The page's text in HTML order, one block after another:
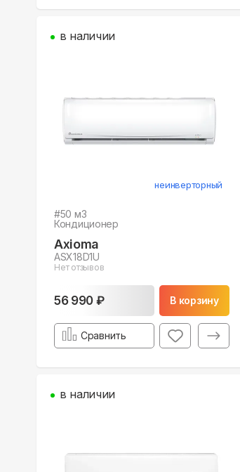
неинверторный
#50 м3
Кондиционер
Axioma
ASX18D1U
Нет отзывов
56 990 ₽ В корзину
в наличии
Сравнить
в наличии